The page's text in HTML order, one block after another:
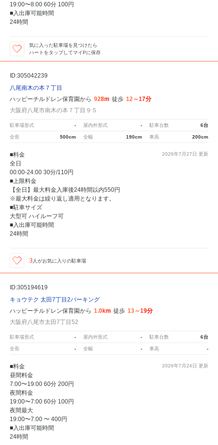
19:00〜8:00 60分 100円
■入出庫可能時間
24時間
気に入った駐車場を見つけたら
ハートをタップしてマイPに保存
ID:305042239
八尾南木の本７丁目
ハッピーチルドレン保育園から 928m 徒歩 12～17分
大阪府八尾市南木の本７丁目９５
駐車場形式 - 屋内外形式 - 駐車台数 6台
全長 500cm 全幅 190cm 車高 200cm
2026年7月27日 更新
■料金
全日
00:00-24:00 30分/110円
■上限料金
【全日】最大料金入庫後24時間以内550円
※最大料金は繰り返し適用となります。
■駐車サイズ
大型可 ハイルーフ可
■入出庫可能時間
24時間
3人がお気に入りの駐車場
ID:305194619
キョウテク 太田7丁目2パーキング
ハッピーチルドレン保育園から 1.0km 徒歩 13～19分
大阪府八尾市太田7丁目52
駐車場形式 - 屋内外形式 - 駐車台数 6台
全長 - 全幅 - 車高 -
2026年7月24日 更新
■料金
昼間料金
7:00〜19:00 60分 200円
夜間料金
19:00〜7:00 60分 100円
夜間最大
19:00〜7:00 〜 400円
■入出庫可能時間
24時間